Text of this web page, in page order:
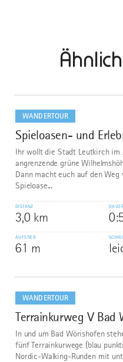
WANDERTOUR
1
Spieloasen- und
Ihr wollt die Stadt Leutkirch im
angrenzende grüne
Dann macht euch auf den Weg
Spieloase...
DISTANZ
3,0 km
DAUER
AUFSTIEG
61 m
dazu
WANDERTOUR
2
Terrainkurweg V Bad
In und um Bad Wörishofen
fünf Terrainkurwege (blau
Nordic-Walking-Runden mit
dazu